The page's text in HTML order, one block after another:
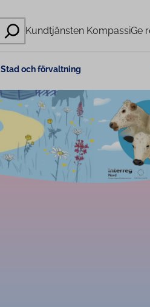
Kundtjänsten KompassiGe
Stad och förvaltning